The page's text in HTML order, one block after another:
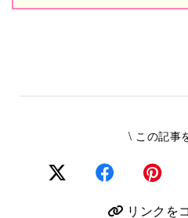
\ この記事
リンクを